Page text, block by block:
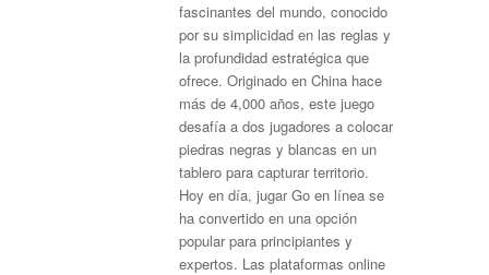
fascinantes del mundo, conocido
por su simplicidad en las reglas y
la profundidad estratégica que
ofrece. Originado en China hace
más de 4,000 años, este juego
desafía a dos jugadores a colocar
piedras negras y blancas en un
tablero para capturar territorio.
Hoy en día, jugar Go en línea se
ha convertido en una opción
popular para principiantes y
expertos. Las plataformas online